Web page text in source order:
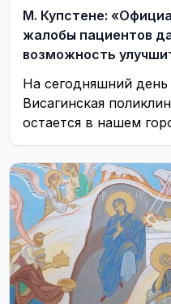
М. Купстене:
жалобы пациентов
возможность
На сегодняшний день
Висагинская
остается в нашем
самым большим
учреждением
к ней приписано 12 ...